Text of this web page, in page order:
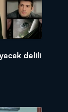
delili